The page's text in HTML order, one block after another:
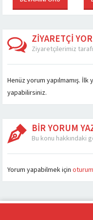
Die Herausforderungen
des Straßenverkehrs
Überqueren...
ZİYARETÇİ
Ziyaretçilerimiz
Henüz yorum yapılmamış. İlk
yapabilirsiniz.
BİR YORUM
Bu konu hakkındaki
Yorum yapabilmek için oturum